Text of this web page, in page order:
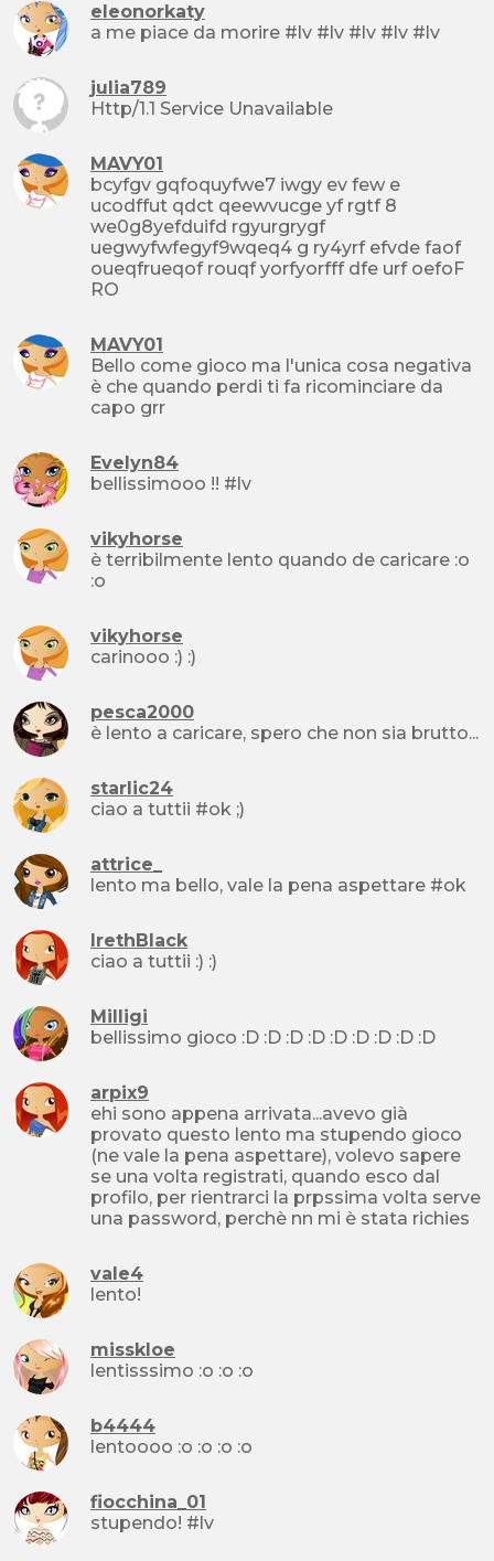
eleonorkaty
a me piace da morire #lv #lv #lv #lv #lv
julia789
Http/1.1 Service Unavailable
MAVY01
bcyfgv gqfoquyfwe7 iwgy ev few e
ucodffut qdct qeewvucge yf rgtf 8
we0g8yefduifd rgyurgrygf
uegwyfwfegyf9wqeq4 g ry4yrf efvde faof
oueqfrueqof rouqf yorfyorfff dfe urf oefoF
RO
MAVY01
Bello come gioco ma l'unica cosa negativa
è che quando perdi ti fa ricominciare da
capo grr
Evelyn84
bellissimooo !! #lv
vikyhorse
è terribilmente lento quando de caricare :o
:o
vikyhorse
carinooo :) :)
pesca2000
è lento a caricare, spero che non sia brutto...
starlic24
ciao a tuttii #ok ;)
attrice_
lento ma bello, vale la pena aspettare #ok
IrethBlack
ciao a tuttii :) :)
Milligi
bellissimo gioco :D :D :D :D :D :D :D :D :D
arpix9
ehi sono appena arrivata...avevo già
provato questo lento ma stupendo gioco
(ne vale la pena aspettare), volevo sapere
se una volta registrati, quando esco dal
profilo, per rientrarci la prpssima volta serve
una password, perchè nn mi è stata richies
vale4
lento!
misskloe
lentisssimo :o :o :o
b4444
lentoooo :o :o :o :o
fiocchina_01
stupendo! #lv